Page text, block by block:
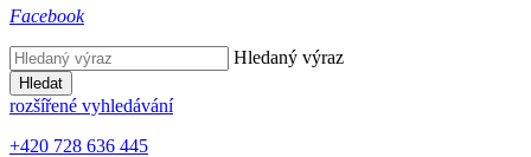
Facebook
Hledaný výraz
Hledat
rozšířené vyhledávání
+420 728 636 445